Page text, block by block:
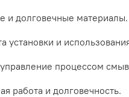
и долговечные материалы.
установки и
процессом
работа и долговечность.